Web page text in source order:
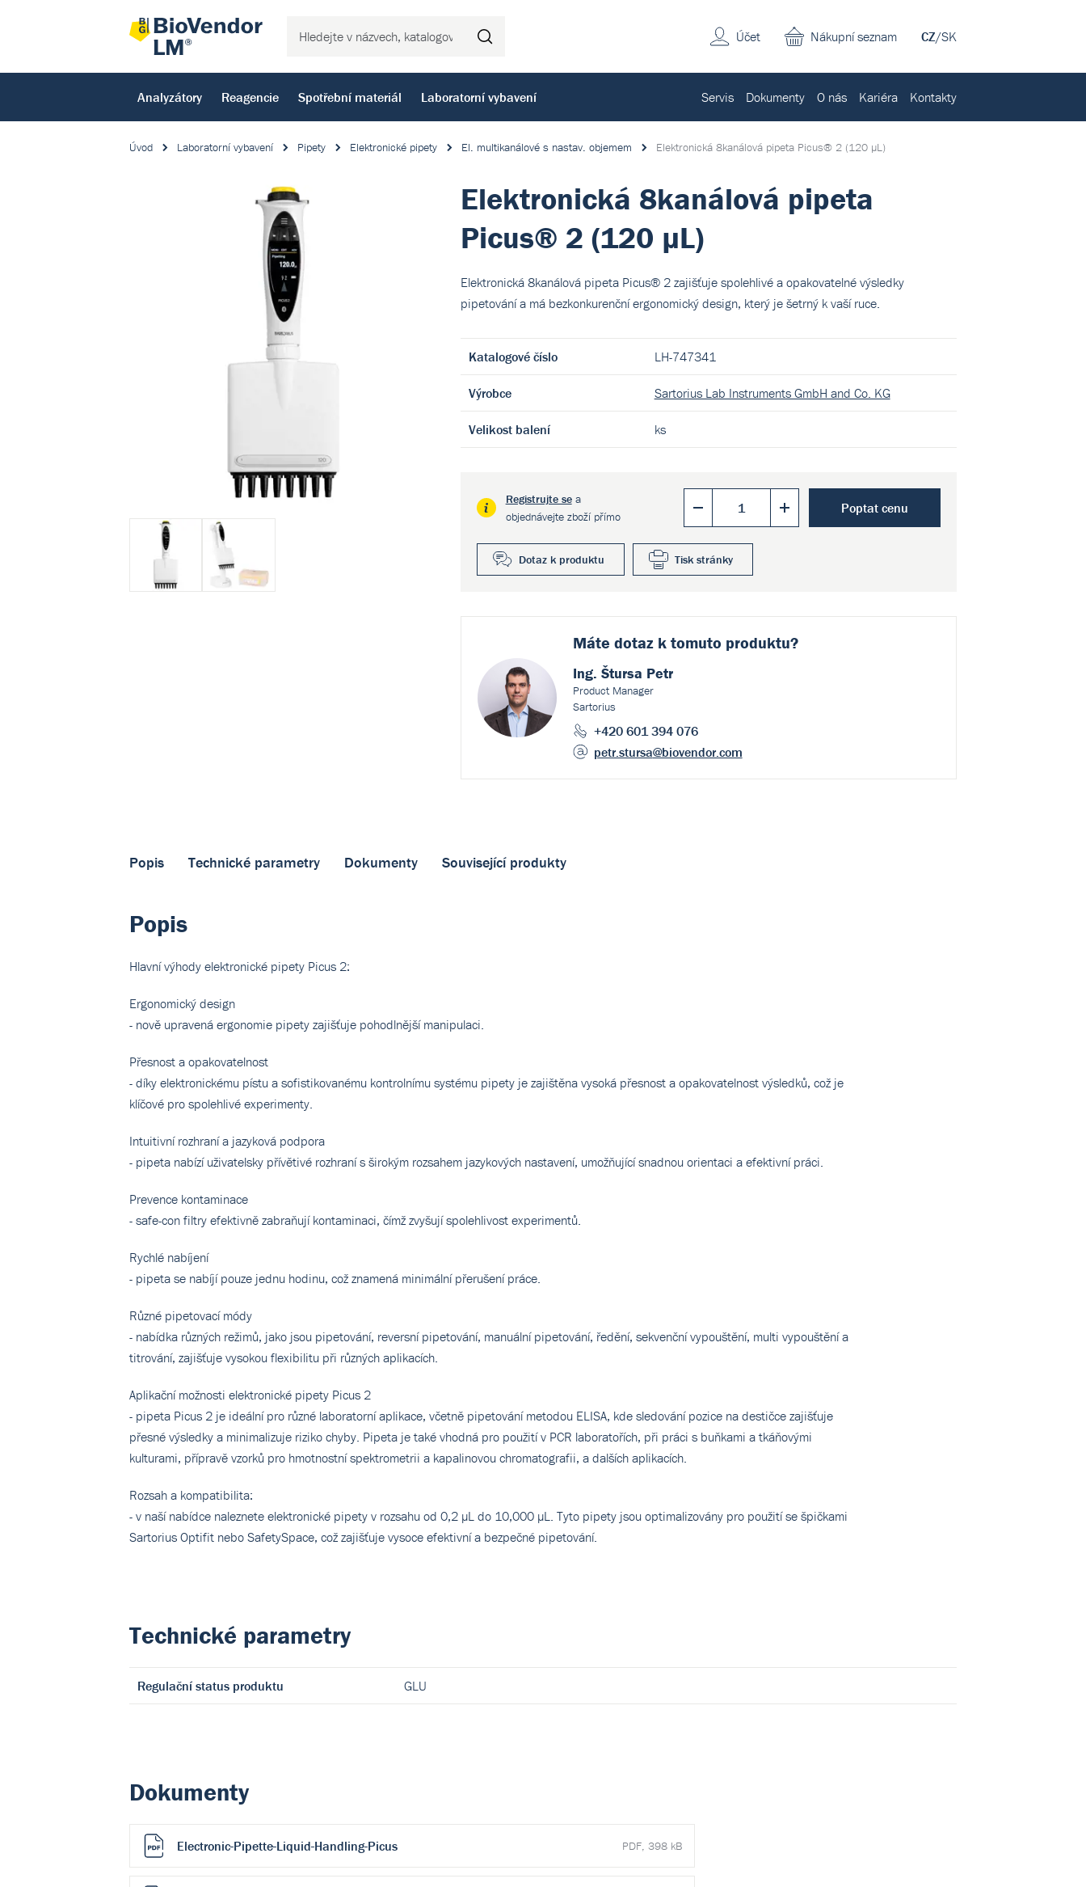
CZ/SK
Nákupní seznam
Účet
Analyzátory Reagencie Spotřební materiál Laboratorní vybavení Servis Dokumenty O nás Kariéra Kontakty
Úvod Laboratorní vybavení Pipety Elektronické pipety El. multikanálové s nastav. objemem Elektronická 8kanálová pipeta Picus® 2 (120 µL)
Elektronická 8kanálová pipeta
Picus® 2 (120 µL)
Elektronická 8kanálová pipeta Picus® 2 zajišťuje spolehlivé a opakovatelné výsledky
pipetování a má bezkonkurenční ergonomický design, který je šetrný k vaší ruce.
Katalogové číslo LH-747341
Výrobce Sartorius Lab Instruments GmbH and Co. KG
Velikost balení ks
Poptat cenu
Registrujte sea
objednávejte zboží přímo
Dotaz k produktu Tisk stránky
Máte dotaz k tomuto produktu?
Ing. Štursa Petr
Product Manager
Sartorius
+420 601 394 076
petr.stursa@biovendor.com
Popis Technické parametry Dokumenty Související produkty
Popis
Hlavní výhody elektronické pipety Picus 2:
Ergonomický design
- nově upravená ergonomie pipety zajišťuje pohodlnější manipulaci.
Přesnost a opakovatelnost
- díky elektronickému pístu a sofistikovanému kontrolnímu systému pipety je zajištěna vysoká přesnost a opakovatelnost výsledků, což je
klíčové pro spolehlivé experimenty.
Intuitivní rozhraní a jazyková podpora
- pipeta nabízí uživatelsky přívětivé rozhraní s širokým rozsahem jazykových nastavení, umožňující snadnou orientaci a efektivní práci.
Prevence kontaminace
- safe-con filtry efektivně zabraňují kontaminaci, čímž zvyšují spolehlivost experimentů.
Rychlé nabíjení
- pipeta se nabíjí pouze jednu hodinu, což znamená minimální přerušení práce.
Různé pipetovací módy
- nabídka různých režimů, jako jsou pipetování, reversní pipetování, manuální pipetování, ředění, sekvenční vypouštění, multi vypouštění a
titrování, zajišťuje vysokou flexibilitu při různých aplikacích.
Aplikační možnosti elektronické pipety Picus 2
- pipeta Picus 2 je ideální pro různé laboratorní aplikace, včetně pipetování metodou ELISA, kde sledování pozice na destičce zajišťuje
přesné výsledky a minimalizuje riziko chyby. Pipeta je také vhodná pro použití v PCR laboratořích, při práci s buňkami a tkáňovými
kulturami, přípravě vzorků pro hmotnostní spektrometrii a kapalinovou chromatografii, a dalších aplikacích.
Rozsah a kompatibilita:
- v naší nabídce naleznete elektronické pipety v rozsahu od 0,2 µL do 10,000 µL. Tyto pipety jsou optimalizovány pro použití se špičkami
Sartorius Optifit nebo SafetySpace, což zajišťuje vysoce efektivní a bezpečné pipetování.
Technické parametry
Regulační status produktu GLU
Dokumenty
Electronic-Pipette-Liquid-Handling-Picus PDF, 398 kB